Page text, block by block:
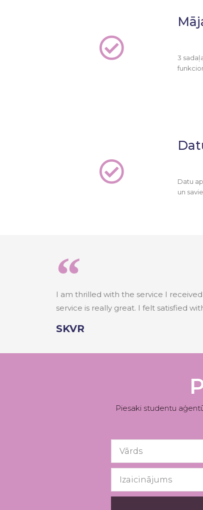
3
Datu
un
I am thrilled with the service I
service is really great. I felt satisfied
SKVR
Piesaki studentu
First
Izaicinājums